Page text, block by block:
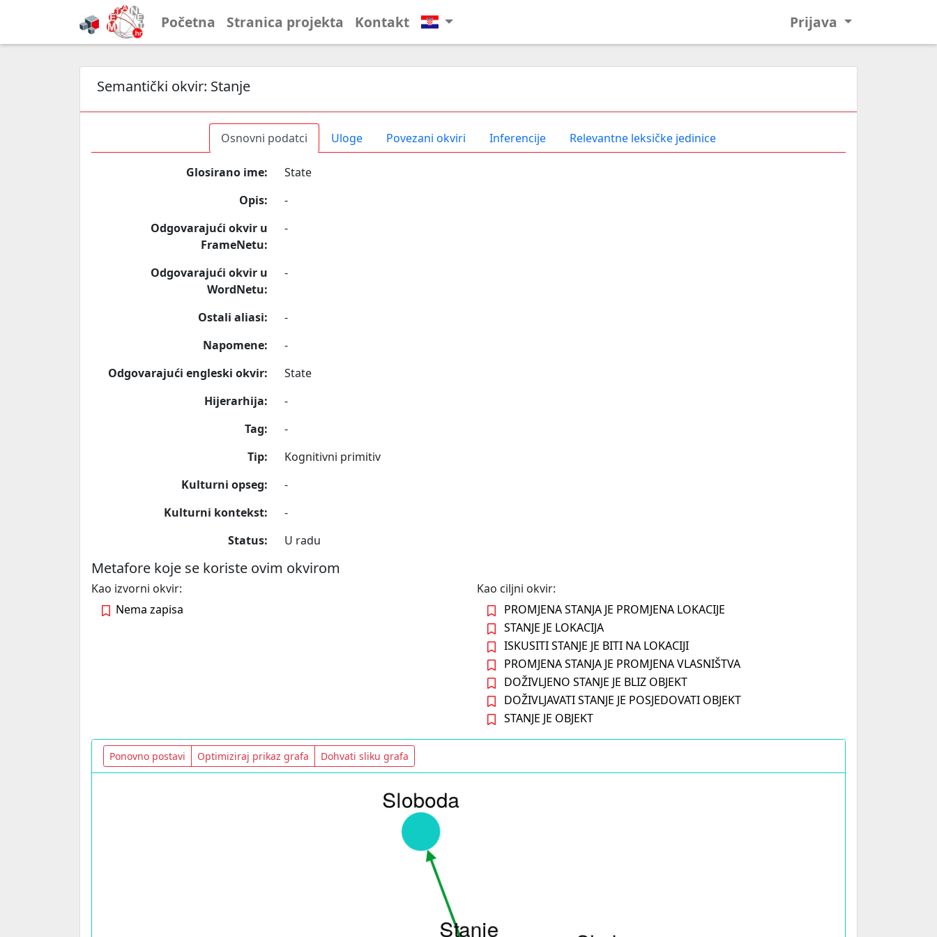
Početna Stranica projekta Kontakt Prijava
Semantički okvir: Stanje
Osnovni podatci Uloge Povezani okviri Inferencije Relevantne leksičke jedinice
Glosirano ime:
State
Opis:
-
Odgovarajući okvir u
FrameNetu:
-
Odgovarajući okvir u
WordNetu:
-
Ostali aliasi:
-
Napomene:
-
Odgovarajući engleski okvir:
State
Hijerarhija:
-
Tag:
-
Tip:
Kognitivni primitiv
Kulturni opseg:
-
Kulturni kontekst:
-
Status:
U radu
Metafore koje se koriste ovim okvirom
Kao izvorni okvir:
Nema zapisa
Kao ciljni okvir:
PROMJENA STANJA JE PROMJENA LOKACIJE
STANJE JE LOKACIJA
ISKUSITI STANJE JE BITI NA LOKACIJI
PROMJENA STANJA JE PROMJENA VLASNIŠTVA
DOŽIVLJENO STANJE JE BLIZ OBJEKT
DOŽIVLJAVATI STANJE JE POSJEDOVATI OBJEKT
STANJE JE OBJEKT
Ponovno postavi Optimiziraj prikaz grafa Dohvati sliku grafa